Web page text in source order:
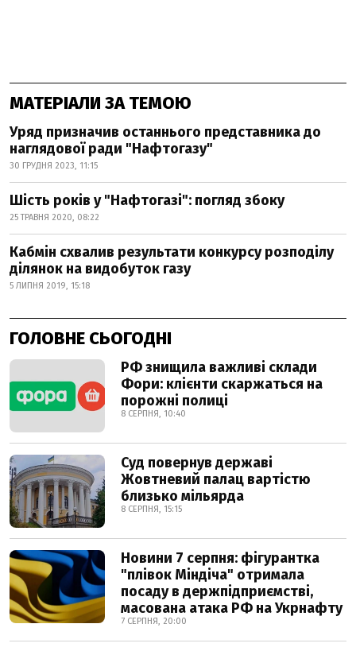
МАТЕРІАЛИ ЗА ТЕМОЮ
Уряд призначив останнього представника до
наглядової ради "Нафтогазу"
30 ГРУДНЯ 2023, 11:15
Шість років у "Нафтогазі": погляд збоку
25 ТРАВНЯ 2020, 08:22
Кабмін схвалив результати конкурсу розподілу
ділянок на видобуток газу
5 ЛИПНЯ 2019, 15:18
ГОЛОВНЕ СЬОГОДНІ
РФ знищила важливі склади
Фори: клієнти скаржаться на
порожні полиці
8 СЕРПНЯ, 10:40
Суд повернув державі
Жовтневий палац вартістю
близько мільярда
8 СЕРПНЯ, 15:15
Новини 7 серпня: фігурантка
"плівок Міндіча" отримала
посаду в держпідприємстві,
масована атака РФ на Укрнафту
7 СЕРПНЯ, 20:00